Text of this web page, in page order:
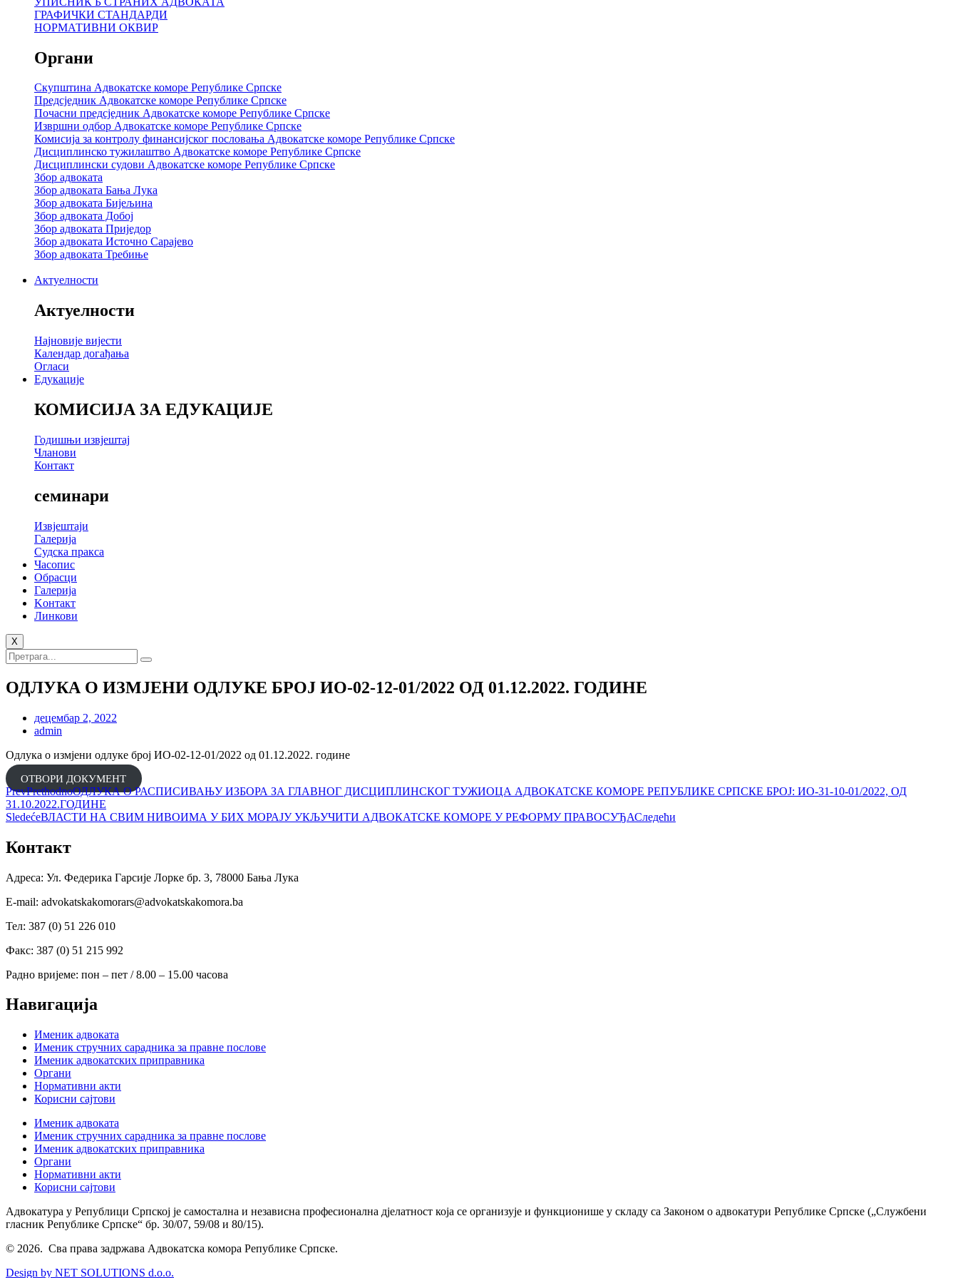
ГРАФИЧКИ СТАНДАРДИ
НОРМАТИВНИ ОКВИР
Органи
Скупштина Адвокатске коморе Републике Српске
Предсједник Адвокатске коморе Републике Српске
Почасни предсједник Адвокатске коморе Републике Српске
Извршни одбор Адвокатске коморе Републике Српске
Комисија за контролу финансијског пословања Адвокатске коморе Републике Српске
Дисциплинско тужилаштво Адвокатске коморе Републике Српске
Дисциплински судови Адвокатске коморе Републике Српске
Збор адвоката
Збор адвоката Бања Лука
Збор адвоката Бијељина
Збор адвоката Добој
Збор адвоката Приједор
Збор адвоката Источно Сарајево
Збор адвоката Требиње
Актуелности
Актуелности
Најновије вијести
Календар догађања
Огласи
Едукације
КОМИСИЈА ЗА ЕДУКАЦИЈЕ
Годишњи извјештај
Чланови
Контакт
семинари
Извјештаји
Галерија
Судска пракса
Часопис
Обрасци
Галерија
Kонтакт
Линкови
X
ОДЛУКА О ИЗМЈЕНИ ОДЛУКЕ БРОЈ ИО-02-12-01/2022 ОД 01.12.2022. ГОДИНЕ
децембар 2, 2022
admin
Одлука о измјени одлуке број ИО-02-12-01/2022 од 01.12.2022. године
ОТВОРИ ДОКУМЕНТ
PrevPrethodnoОДЛУКА О РАСПИСИВАЊУ ИЗБОРА ЗА ГЛАВНОГ ДИСЦИПЛИНСКОГ ТУЖИОЦА АДВОКАТСКЕ КОМОРЕ РЕПУБЛИКЕ СРПСКЕ БРОЈ: ИО-31-10-01/2022, ОД
31.10.2022.ГОДИНЕ
SledećeВЛАСТИ НА СВИМ НИВОИМА У БИХ МОРАЈУ УКЉУЧИТИ АДВОКАТСКЕ КОМОРЕ У РЕФОРМУ ПРАВОСУЂАСледећи
Контакт
Адреса: Ул. Федерика Гарсије Лорке бр. 3, 78000 Бања Лука
Е-mail: advokatskakomorars@advokatskakomora.ba
Тел: 387 (0) 51 226 010
Факс: 387 (0) 51 215 992
Радно вријеме: пон – пет / 8.00 – 15.00 часова
Навигација
Именик адвоката
Именик стручних сарадника за правне послове
Именик адвокатских приправника
Органи
Нормативни акти
Корисни сајтови
Именик адвоката
Именик стручних сарадника за правне послове
Именик адвокатских приправника
Органи
Нормативни акти
Корисни сајтови
Адвокатура у Републици Српској је самостална и независна професионална дјелатност која се организује и функционише у складу са Законом о адвокатури Републике Српске („Службени
гласник Републике Српске“ бр. 30/07, 59/08 и 80/15).
© 2026. Сва права задржава Адвокатска комора Републике Српске.
Design by NET SOLUTIONS d.o.o.